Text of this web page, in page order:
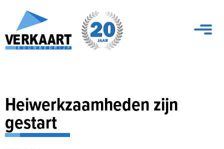
Heiwerkzaamheden zijn
gestart